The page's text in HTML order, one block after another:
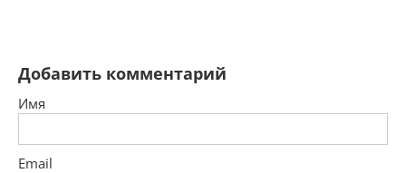
Добавить комментарий
Имя
Email